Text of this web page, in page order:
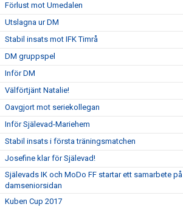
Förlust mot Umedalen
Utslagna ur DM
Stabil insats mot IFK Timrå
DM gruppspel
Inför DM
Välförtjänt Natalie!
Oavgjort mot seriekollegan
Inför Själevad-Mariehem
Stabil insats i första träningsmatchen
Josefine klar för Själevad!
Själevads IK och MoDo FF startar ett samarbete på
damseniorsidan
Kuben Cup 2017